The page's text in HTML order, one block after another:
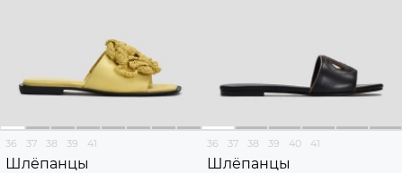
36 37 38 39 41
Шлёпанцы
36 37 38 39 40 41
Шлёпанцы